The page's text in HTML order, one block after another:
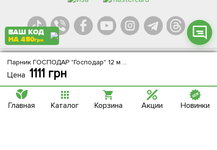
Парник ГОСПОДАР "Господар" 12 м 92-1712
Цена 1111 грн
Agromarket.Copyright © 2013-2026. Все права защищены
ВАШ КОД
НА 450грн
Главная Каталог Корзина Акции Новинки